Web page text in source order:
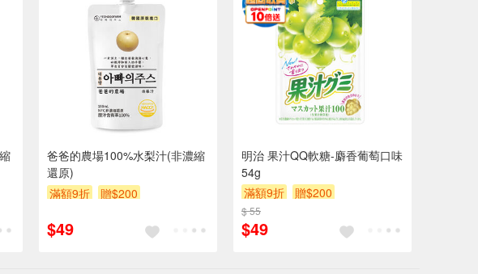
爸爸的農場100%水梨汁(非濃縮
還原)
滿額9折
贈$200
$49
明治 果汁QQ軟糖-麝香葡萄口味
54g
滿額9折
贈$200
$ 55
$49